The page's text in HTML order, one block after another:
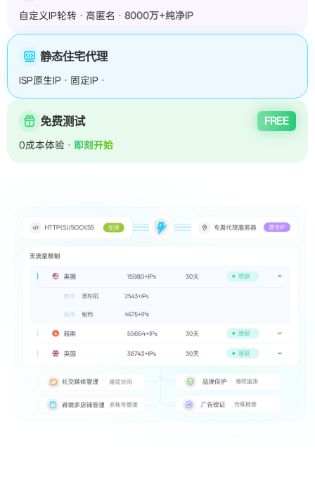
自定义IP轮转 · 高匿名 · 8000万+纯净IP
静态住宅代理
ISP原生IP · 固定IP ·
免费测试 FREE
0成本体验 · 即刻开始
受众多企业信赖：
全方位的住宅代理解决
方案